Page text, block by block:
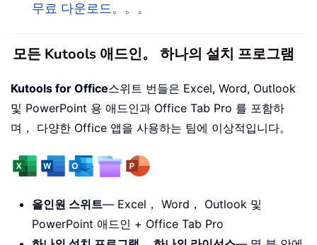
무료 다운로드。。。
모든 Kutools 애드인。 하나의 설치 프로그램
Kutools for Office스위트 번들은 Excel, Word, Outlook
및 PowerPoint 용 애드인과 Office Tab Pro 를 포함하
며， 다양한 Office 앱을 사용하는 팀에 이상적입니다。
올인원 스위트— Excel， Word， Outlook 및
PowerPoint 애드인 + Office Tab Pro